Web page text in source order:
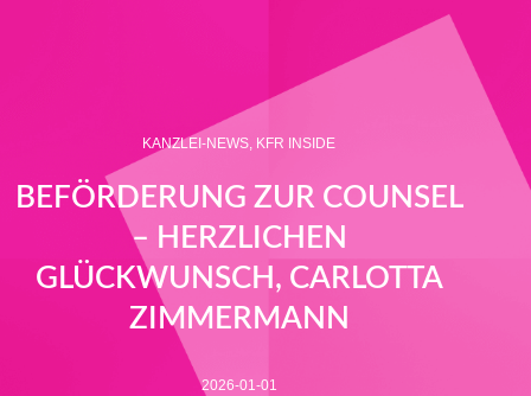
KANZLEI-NEWS, KFR INSIDE
BEFÖRDERUNG ZUR COUNSEL
– HERZLICHEN
GLÜCKWUNSCH, CARLOTTA
ZIMMERMANN
2026-01-01